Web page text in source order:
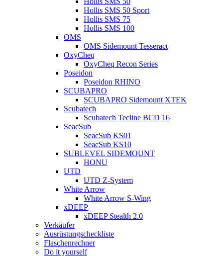
Hollis SMS 50 Sport
Hollis SMS 75
Hollis SMS 100
OMS
OMS Sidemount Tesseract
OxyCheq
OxyCheq Recon Series
Poseidon
Poseidon RHINO
SCUBAPRO
SCUBAPRO Sidemount XTEK
Scubatech
Scubatech Tecline BCD 16
SeacSub
SeacSub KS01
SeacSub KS10
SUBLEVEL SIDEMOUNT
HONU
UTD
UTD Z-System
White Arrow
White Arrow S-Wing
xDEEP
xDEEP Stealth 2.0
Verkäufer
Ausrüstungscheckliste
Flaschenrechner
Do it yourself